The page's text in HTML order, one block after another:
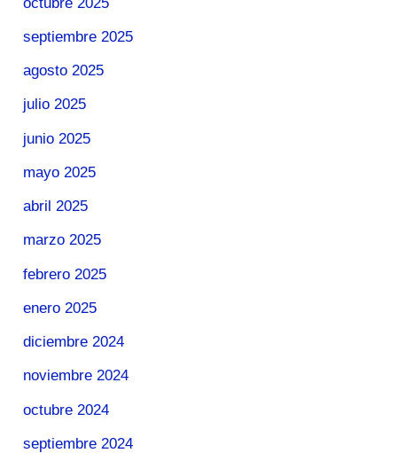
septiembre 2025
agosto 2025
julio 2025
junio 2025
mayo 2025
abril 2025
marzo 2025
febrero 2025
enero 2025
diciembre 2024
noviembre 2024
octubre 2024
septiembre 2024